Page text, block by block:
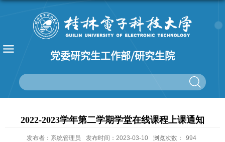
党委研究生工作部/研究生院
2022-2023学年第二学期学堂在线课程上课通知
发布者：系统管理员 发布时间：2023-03-10 浏览次数： 994